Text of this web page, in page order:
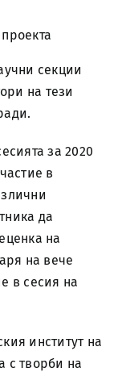
секции
на тези
за 2020
в
да
на
на вече
в сесия на
институт на
с творби на